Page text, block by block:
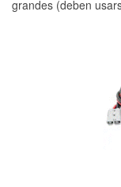
grandes (deben